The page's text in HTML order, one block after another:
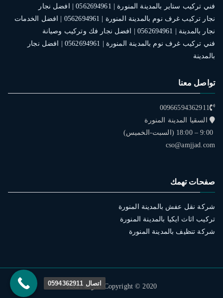
فني تركيب ستاير بالمدينة المنورة | 0562694961 | افضل نجار
نجار تركيب غرف نوم بالمدينة المنورة | 0562694961 | افضل الخدمات
نجار بالمدينة | 0562694961 | افضل نجار فك وتركيب وصيانة
فني تركيب غرف نوم بالمدينة المنورة | 0562694961 | افضل نجار
بالمدينة
تواصل معنا
00966594362911
السقيا المدينة المنورة
9:00 – 18:00 (السبت-الخميس)
cso@amjjad.com
صفحات تهمك
شركة نقل عفش بالمدينة المنورة
تركيب اثاث ايكيا بالمدينة المنورة
شركة تنظيف بالمدينة المنورة
Copyright © 2020 شركة امجاد اتصال 0594362911